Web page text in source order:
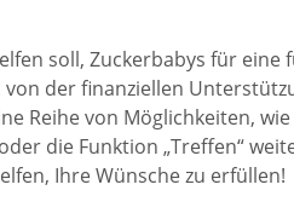
soll, Zuckerbabys für
der finanziellen
Reihe von Möglichkeiten,
die Funktion „Treffen“
Ihre Wünsche zu erfüllen!